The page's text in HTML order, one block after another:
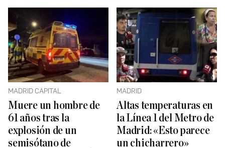
MADRID CAPITAL
Muere un hombre de
61 años tras la
explosión de un
semisótano de
MADRID
Altas temperaturas en
la Línea 1 del Metro de
Madrid: «Esto parece
un chicharrero»